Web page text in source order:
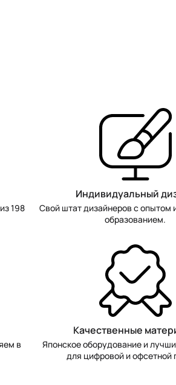
198
Индивидуальный
Свой штат дизайнеров с опытом
образованием.
в
Качественные
Японское оборудование и
для цифровой и офсетной